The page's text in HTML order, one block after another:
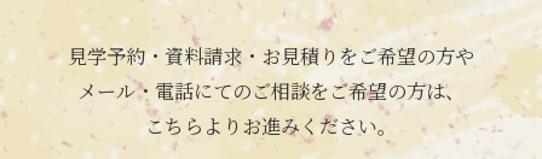
見学予約・資料請求・お見積りをご希望の方や
メール・電話にてのご相談をご希望の方は、
こちらよりお進みください。